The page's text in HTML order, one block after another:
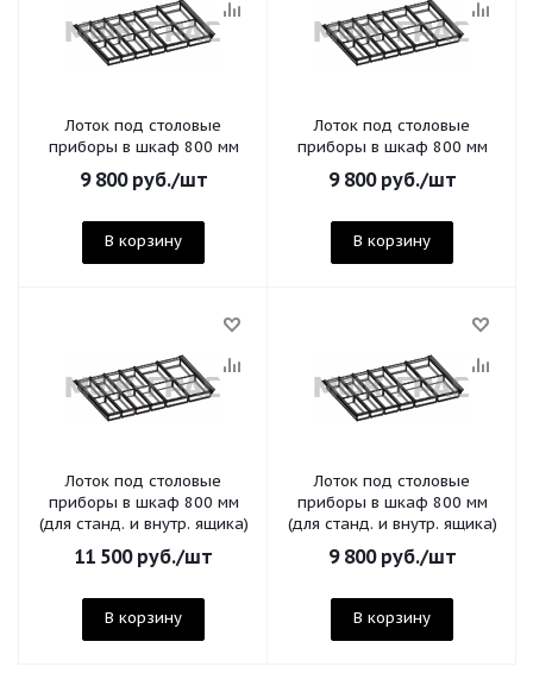
Лоток под столовые
приборы в шкаф 800 мм
9 800руб./шт
В корзину
Лоток под столовые
приборы в шкаф 800 мм
9 800руб./шт
В корзину
Лоток под столовые
приборы в шкаф 800 мм
(для станд. и внутр. ящика)
11 500руб./шт
В корзину
Лоток под столовые
приборы в шкаф 800 мм
(для станд. и внутр. ящика)
9 800руб./шт
В корзину